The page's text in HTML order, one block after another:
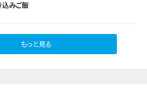
みご飯
もっと見る